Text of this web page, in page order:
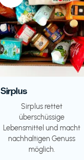
Sirplus
Sirplus rettet
überschüssige
Lebensmittel und macht
nachhaltigen Genuss
möglich.